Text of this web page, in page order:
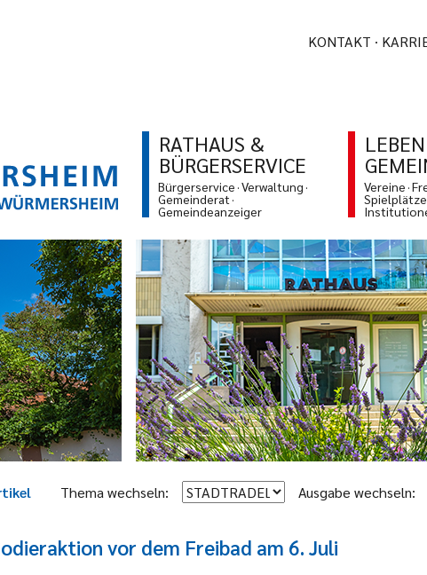
KONTAKT
RATHAUS &
BÜRGERSERVICE
Bürgerservice Verwaltung
Gemeinderat
Gemeindeanzeiger
Vereine
Spielplätze
Thema wechseln: Ausgabe wechseln:
vor dem Freibad am 6. Juli